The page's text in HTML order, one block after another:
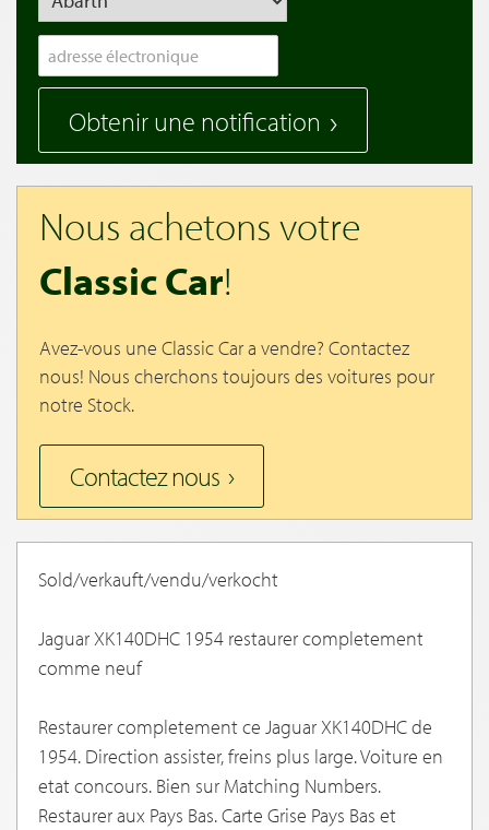
Obtenir une notification
Nous achetons votre
Classic Car!
Avez-vous une Classic Car a vendre? Contactez
nous! Nous cherchons toujours des voitures pour
notre Stock.
Contactez nous
Sold/verkauft/vendu/verkocht
Jaguar XK140DHC 1954 restaurer completement
comme neuf
Restaurer completement ce Jaguar XK140DHC de
1954. Direction assister, freins plus large. Voiture en
etat concours. Bien sur Matching Numbers.
Restaurer aux Pays Bas. Carte Grise Pays Bas et